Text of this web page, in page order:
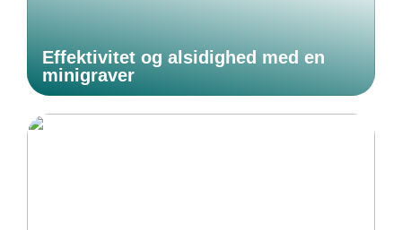
Effektivitet og alsidighed med en
minigraver